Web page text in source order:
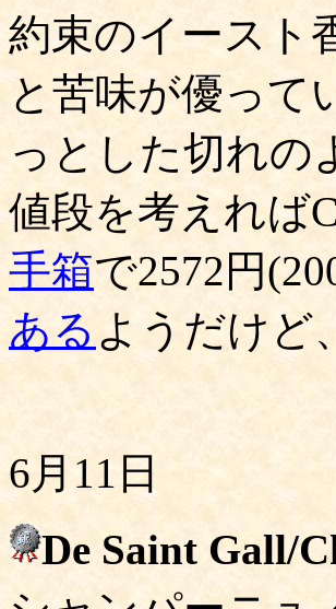
約束のイースト
と苦味が優って
っとした切れの
値段を考えれば
手箱で2572円
ある ようだけど
6月11日
De Saint Gall/